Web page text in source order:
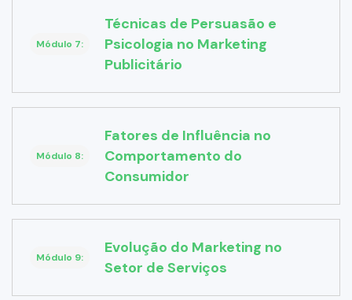
Módulo 7:
Técnicas de Persuasão e
Psicologia no Marketing
Publicitário
Módulo 8:
Fatores de Influência no
Comportamento do
Consumidor
Módulo 9:
Evolução do Marketing no
Setor de Serviços